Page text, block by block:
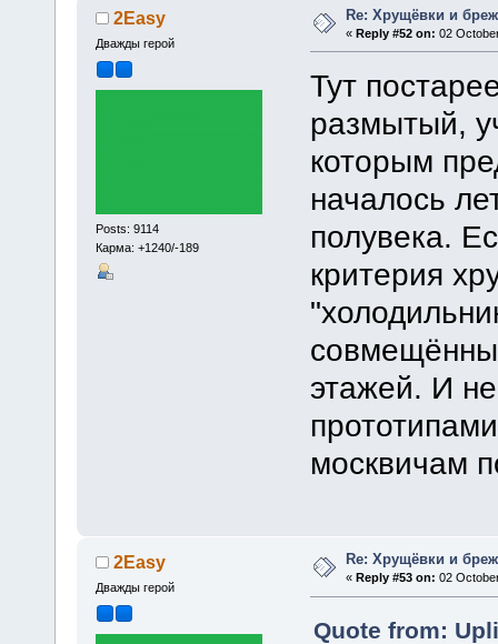
2Easy
Дважды герой
Posts: 9114
Карма: +1240/-189
Re: Хрущёвки и
«Reply #52 on: 02
Тут
размытый,
которым
началось
полувека.
критерия
этажей. И
москвичам
2Easy
Дважды герой
Re: Хрущёвки и
«Reply #53 on: 02
Quote from: